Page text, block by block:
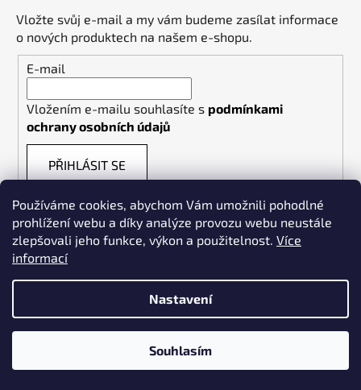
Používáme cookies, abychom Vám umožnili pohodlné
prohlížení webu a díky analýze provozu webu neustále
zlepšovali jeho funkce, výkon a použitelnost. Více
informací
Nastavení
Souhlasím
Vložte svůj e-mail a my vám budeme zasílat informace
o nových produktech na našem e-shopu.
E-mail
Vložením e-mailu souhlasíte s podmínkami
ochrany osobních údajů
PŘIHLÁSIT SE
Vytvořil Shoptet
Copyright 2026WELDPOINT. Všechna práva vyhrazena.